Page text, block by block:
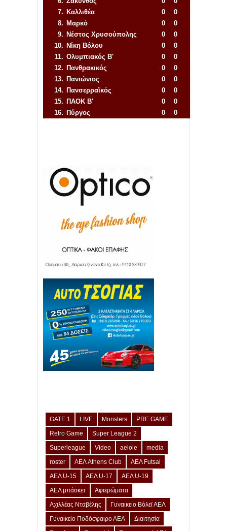
7. Καλλιθέα 0
0
8. Μαρκό 0
0
9. Νέστος Χρυσούπολης 0
0
10. Νίκη Βόλου 0
0
11. Ολυμπιακός Β' 0
0
12. Πανθρακικός 0
0
13. Πανιώνιος 0
0
14. Πανσερραϊκός 0
0
15. ΠΑΟΚ Β' 0
0
16. Πύργος 0
0
GATE 1 LIVE Monsters
PRE GAME
Retro Game
Super League 2
Superleague
Video aelole
media
roster
ΑΕΛ Athens Club
ΑΕΛ Futsal
ΑΕΛ U-15
ΑΕΛ U-17
ΑΕΛ U-19
ΑΕΛ μπάσκετ
Αφιερώματα
Αχιλλέας Νταβέλης
Γυναικείο Βόλεϊ ΑΕΛ
Γυναικείο Ποδόσφαιρο ΑΕΛ
Διαιτησία